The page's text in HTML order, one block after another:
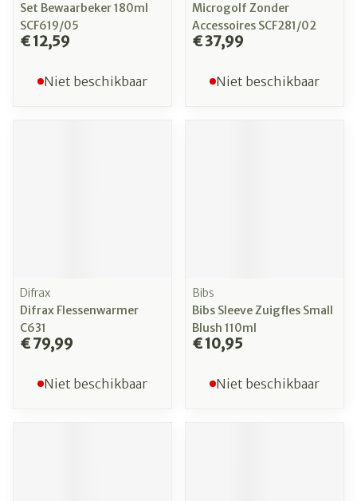
Set Bewaarbeker 180ml
SCF619/05
€ 12,59
Niet beschikbaar
Microgolf Zonder
Accessoires SCF281/02
€ 37,99
Niet beschikbaar
Difrax
Difrax Flessenwarmer
C631
€ 79,99
Niet beschikbaar
Bibs
Bibs Sleeve Zuigfles Small
Blush 110ml
€ 10,95
Niet beschikbaar